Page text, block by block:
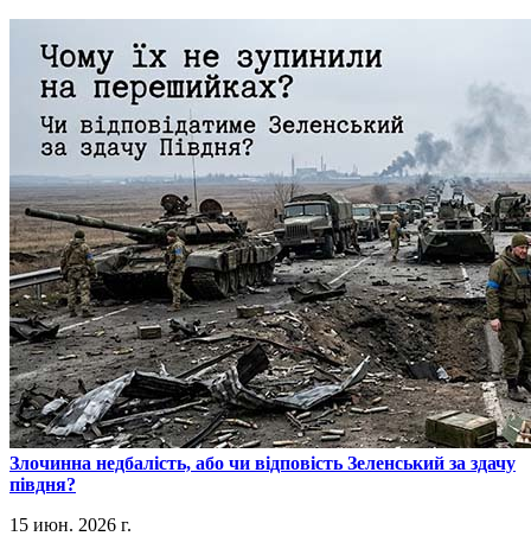
​Злочинна недбалість, або чи відповість Зеленський за здачу
півдня?
15 июн. 2026 г.